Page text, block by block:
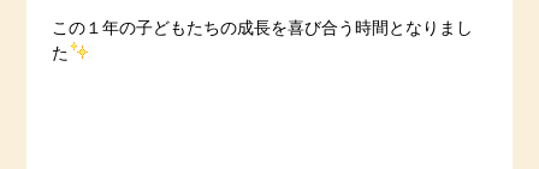
この１年の子どもたちの成長を喜び合う時間となりまし
た